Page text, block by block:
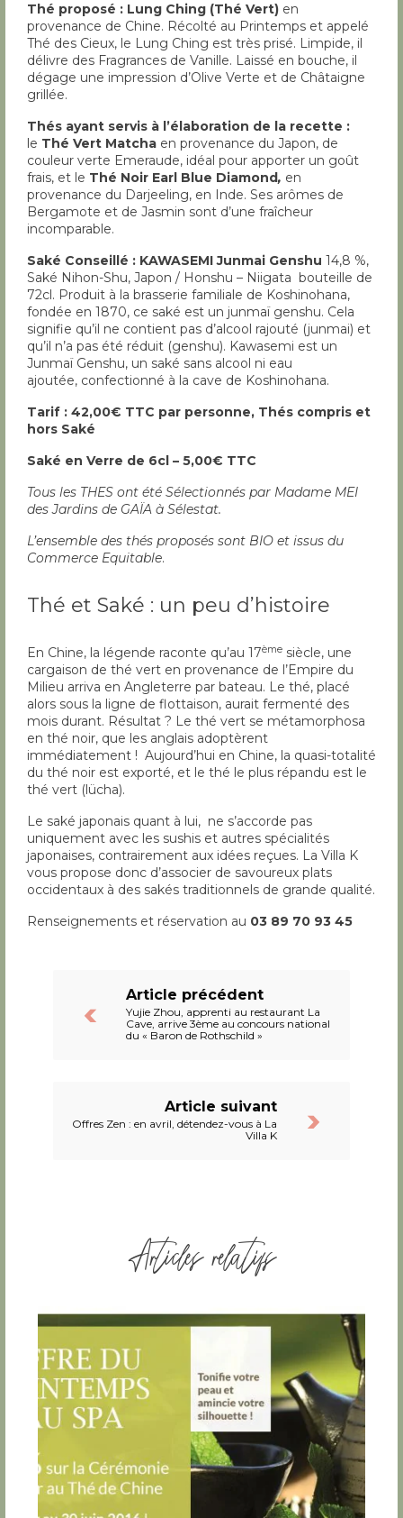
Thé proposé : Lung Ching (Thé Vert) en
provenance de Chine. Récolté au Printemps et appelé
Thé des Cieux, le Lung Ching est très prisé. Limpide, il
délivre des Fragrances de Vanille. Laissé en bouche, il
dégage une impression d’Olive Verte et de Châtaigne
grillée.
Thés ayant servis à l’élaboration de la recette :
le Thé Vert Matcha en provenance du Japon, de
couleur verte Emeraude, idéal pour apporter un goût
frais, et le Thé Noir Earl Blue Diamond, en
provenance du Darjeeling, en Inde. Ses arômes de
Bergamote et de Jasmin sont d’une fraîcheur
incomparable.
Saké Conseillé : KAWASEMI Junmai Genshu 14,8 %,
Saké Nihon-Shu, Japon / Honshu – Niigata bouteille de
72cl. Produit à la brasserie familiale de Koshinohana,
fondée en 1870, ce saké est un junmaï genshu. Cela
signifie qu’il ne contient pas d’alcool rajouté (junmai) et
qu’il n’a pas été réduit (genshu). Kawasemi est un
Junmaï Genshu, un saké sans alcool ni eau
ajoutée, confectionné à la cave de Koshinohana.
Tarif : 42,00€ TTC par personne, Thés compris et
hors Saké
Saké en Verre de 6cl – 5,00€ TTC
Tous les THES ont été Sélectionnés par Madame MEI
des Jardins de GAÏA à Sélestat.
L’ensemble des thés proposés sont BIO et issus du
Commerce Equitable.
Thé et Saké : un peu d’histoire
En Chine, la légende raconte qu’au 17ème siècle, une
cargaison de thé vert en provenance de l’Empire du
Milieu arriva en Angleterre par bateau. Le thé, placé
alors sous la ligne de flottaison, aurait fermenté des
mois durant. Résultat ? Le thé vert se métamorphosa
en thé noir, que les anglais adoptèrent
immédiatement ! Aujourd’hui en Chine, la quasi-totalité
du thé noir est exporté, et le thé le plus répandu est le
thé vert (lücha).
Le saké japonais quant à lui, ne s’accorde pas
uniquement avec les sushis et autres spécialités
japonaises, contrairement aux idées reçues. La Villa K
vous propose donc d’associer de savoureux plats
occidentaux à des sakés traditionnels de grande qualité.
Renseignements et réservation au 03 89 70 93 45
Article précédent
Yujie Zhou, apprenti au restaurant La
Cave, arrive 3ème au concours national
du « Baron de Rothschild »
Article suivant
Offres Zen : en avril, détendez-vous à La
Villa K
Articles relatifs